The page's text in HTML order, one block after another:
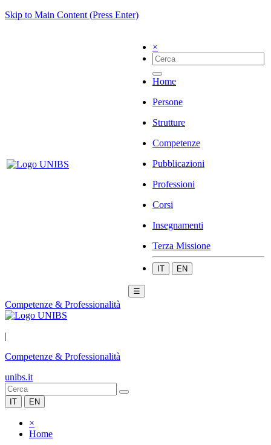
Skip to Main Content (Press Enter)
×
Home
Persone
Strutture
Competenze
Pubblicazioni
Professioni
Corsi
Insegnamenti
Terza Missione
IT EN
☰
Competenze & Professionalità
|
Competenze & Professionalità
unibs.it
IT EN
×
Home